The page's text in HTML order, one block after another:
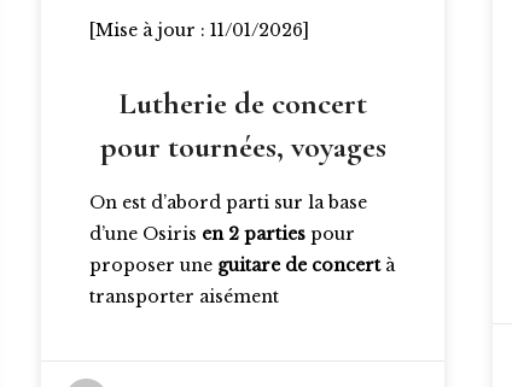
[Mise à jour : 11/01/2026]
Lutherie de concert
pour tournées, voyages
On est d’abord parti sur la base
d’une Osiris en 2 parties pour
proposer une guitare de concertà
transporter aisément